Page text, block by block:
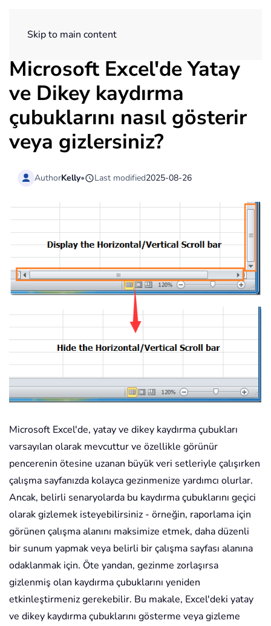
Skip to main content
Microsoft Excel'de Yatay
ve Dikey kaydırma
çubuklarını nasıl gösterir
veya gizlersiniz?
AuthorKelly• Last modified2025-08-26
Microsoft Excel'de, yatay ve dikey kaydırma çubukları
varsayılan olarak mevcuttur ve özellikle görünür
pencerenin ötesine uzanan büyük veri setleriyle çalışırken
çalışma sayfanızda kolayca gezinmenize yardımcı olurlar.
Ancak, belirli senaryolarda bu kaydırma çubuklarını geçici
olarak gizlemek isteyebilirsiniz - örneğin, raporlama için
görünen çalışma alanını maksimize etmek, daha düzenli
bir sunum yapmak veya belirli bir çalışma sayfası alanına
odaklanmak için. Öte yandan, gezinme zorlaşırsa
gizlenmiş olan kaydırma çubuklarını yeniden
etkinleştirmeniz gerekebilir. Bu makale, Excel'deki yatay
ve dikey kaydırma çubuklarını gösterme veya gizleme